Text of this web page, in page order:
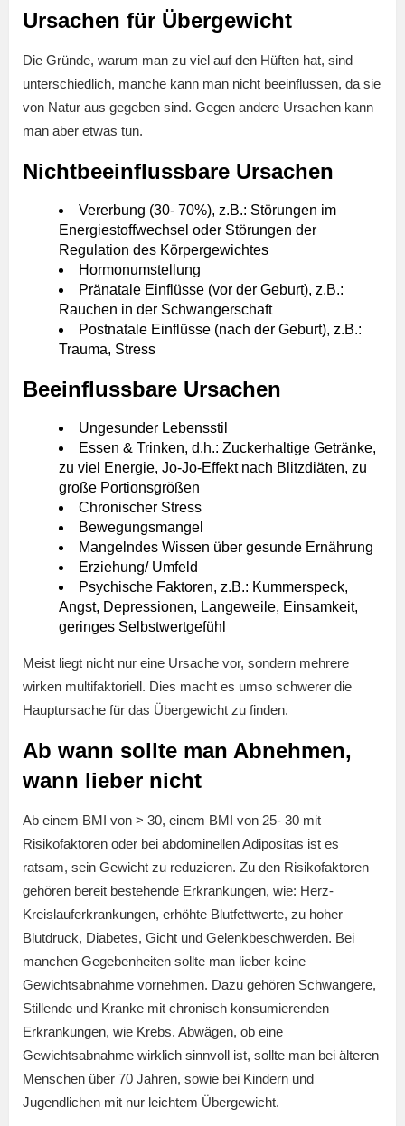
Ursachen für Übergewicht
Die Gründe, warum man zu viel auf den Hüften hat, sind
unterschiedlich, manche kann man nicht beeinflussen, da sie
von Natur aus gegeben sind. Gegen andere Ursachen kann
man aber etwas tun.
Nichtbeeinflussbare Ursachen
Vererbung (30- 70%), z.B.: Störungen im
Energiestoffwechsel oder Störungen der
Regulation des Körpergewichtes
Hormonumstellung
Pränatale Einflüsse (vor der Geburt), z.B.:
Rauchen in der Schwangerschaft
Postnatale Einflüsse (nach der Geburt), z.B.:
Trauma, Stress
Beeinflussbare Ursachen
Ungesunder Lebensstil
Essen & Trinken, d.h.: Zuckerhaltige Getränke,
zu viel Energie, Jo-Jo-Effekt nach Blitzdiäten, zu
große Portionsgrößen
Chronischer Stress
Bewegungsmangel
Mangelndes Wissen über gesunde Ernährung
Erziehung/ Umfeld
Psychische Faktoren, z.B.: Kummerspeck,
Angst, Depressionen, Langeweile, Einsamkeit,
geringes Selbstwertgefühl
Meist liegt nicht nur eine Ursache vor, sondern mehrere
wirken multifaktoriell. Dies macht es umso schwerer die
Hauptursache für das Übergewicht zu finden.
Ab wann sollte man Abnehmen,
wann lieber nicht
Ab einem BMI von > 30, einem BMI von 25- 30 mit
Risikofaktoren oder bei abdominellen Adipositas ist es
ratsam, sein Gewicht zu reduzieren. Zu den Risikofaktoren
gehören bereit bestehende Erkrankungen, wie: Herz-
Kreislauferkrankungen, erhöhte Blutfettwerte, zu hoher
Blutdruck, Diabetes, Gicht und Gelenkbeschwerden. Bei
manchen Gegebenheiten sollte man lieber keine
Gewichtsabnahme vornehmen. Dazu gehören Schwangere,
Stillende und Kranke mit chronisch konsumierenden
Erkrankungen, wie Krebs. Abwägen, ob eine
Gewichtsabnahme wirklich sinnvoll ist, sollte man bei älteren
Menschen über 70 Jahren, sowie bei Kindern und
Jugendlichen mit nur leichtem Übergewicht.